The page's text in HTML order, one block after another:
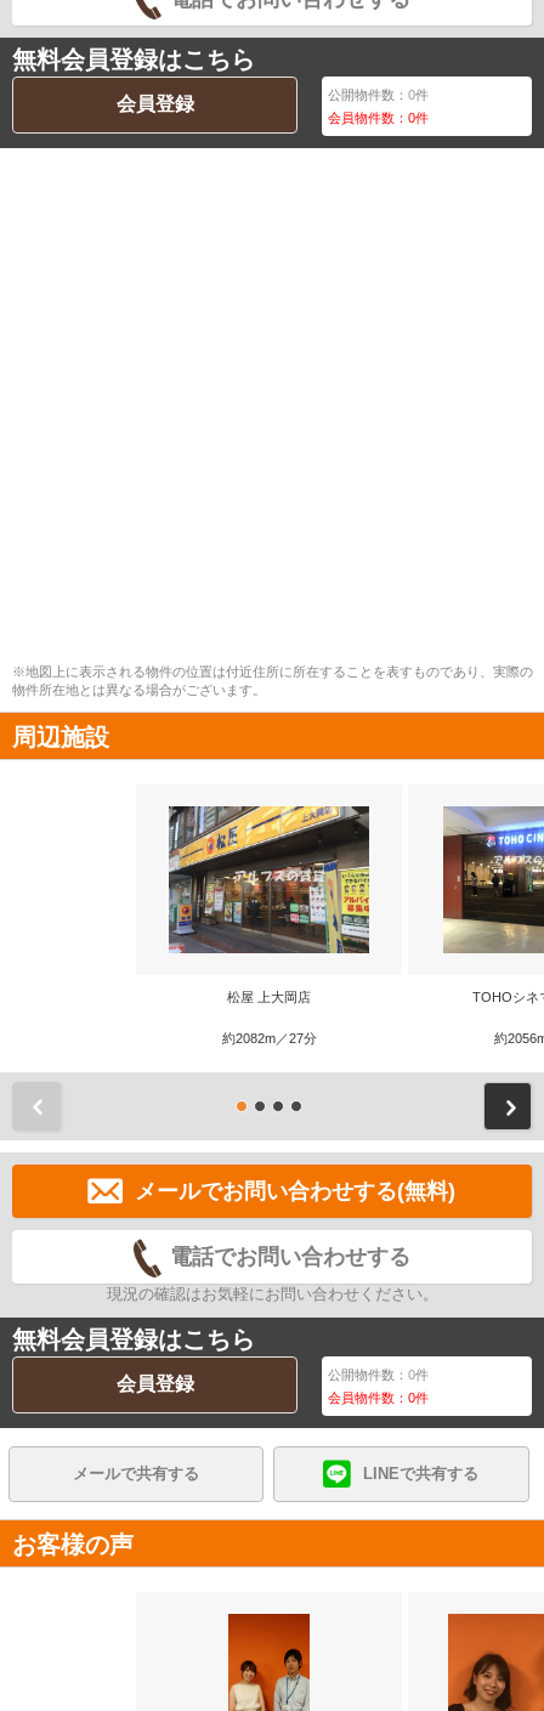
無料会員登録はこちら
会員登録 公開物件数：0件
会員物件数：0件
※地図上に表示される物件の位置は付近住所に所在することを表すものであり、実際の
物件所在地とは異なる場合がございます。
周辺施設
松屋 上大岡店
約2082m／27分
TOHOシネ
約
メールでお問い合わせする(無料)
電話でお問い合わせする
現況の確認はお気軽にお問い合わせください。
無料会員登録はこちら
会員登録 公開物件数：0件
会員物件数：0件
メールで共有する LINEで共有する
お客様の声